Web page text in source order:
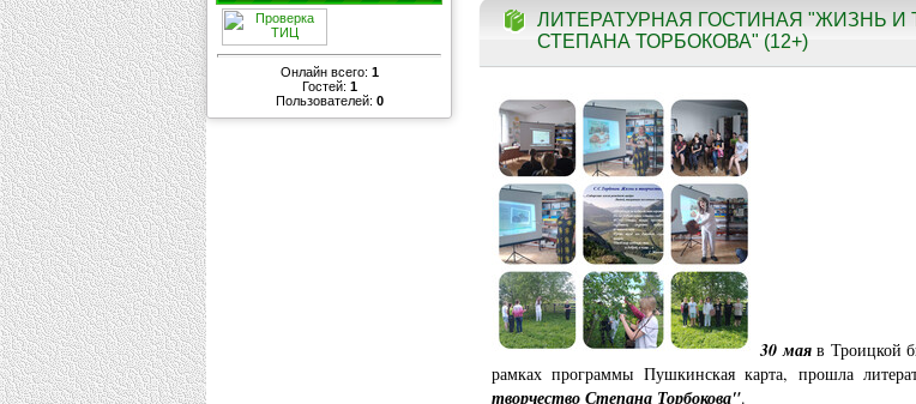
Онлайн всего: 1
Гостей: 1
Пользователей: 0
ЛИТЕРАТУРНАЯ ГОСТИНАЯ "ЖИЗНЬ И
СТЕПАНА ТОРБОКОВА" (12+)
30 маяв Троицкой
рамках программы Пушкинская карта, прошла
творчество Степана Торбокова".